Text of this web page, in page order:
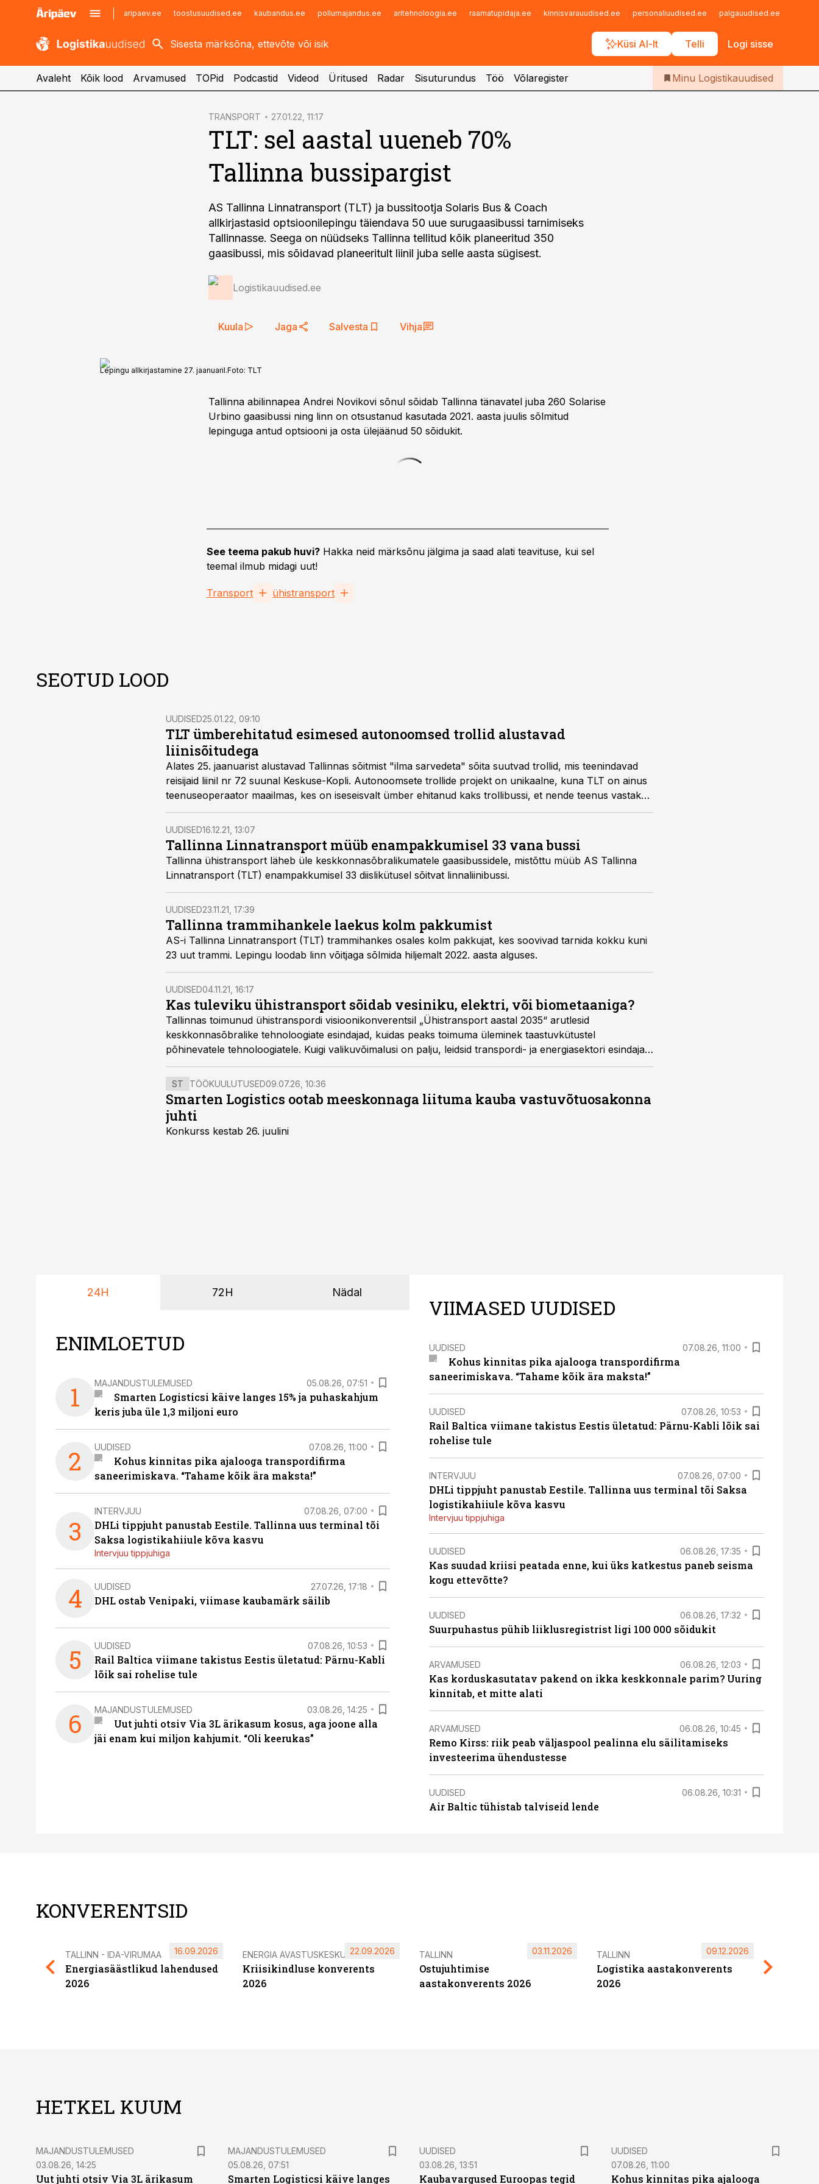
aripaev.ee toostusuudised.ee kaubandus.ee pollumajandus.ee aritehnoloogia.ee raamatupidaja.ee kinnisvarauudised.ee personaliuudised.ee palgauudised.ee
Küsi AI-lt Telli Logi sisse
kaubandus.ee
kinnisvarauudised.ee
imelineajalugu.ee
Infopank
Iseteenindus
Telli Logistikauudised
Avaleht Kõik lood Arvamused TOPid Podcastid Videod Üritused Radar Sisuturundus Töö Võlaregister Minu Logistikauudised
TRANSPORT 27.01.22, 11:17
TLT: sel aastal uueneb 70%
Tallinna bussipargist
AS Tallinna Linnatransport (TLT) ja bussitootja Solaris Bus & Coach
allkirjastasid optsioonilepingu täiendava 50 uue surugaasibussi tarnimiseks
Tallinnasse. Seega on nüüdseks Tallinna tellitud kõik planeeritud 350
gaasibussi, mis sõidavad planeeritult liinil juba selle aasta sügisest.
Logistikauudised.ee
Kuula Jaga Salvesta Vihja
Lepingu allkirjastamine 27. jaanuaril.Foto: TLT
Tallinna abilinnapea Andrei Novikovi sõnul sõidab Tallinna tänavatel juba 260 Solarise
Urbino gaasibussi ning linn on otsustanud kasutada 2021. aasta juulis sõlmitud
lepinguga antud optsiooni ja osta ülejäänud 50 sõidukit.
See teema pakub huvi? Hakka neid märksõnu jälgima ja saad alati teavituse, kui sel
teemal ilmub midagi uut!
Transport ühistransport
SEOTUD LOOD
UUDISED25.01.22, 09:10
TLT ümberehitatud esimesed autonoomsed trollid alustavad
liinisõitudega
Alates 25. jaanuarist alustavad Tallinnas sõitmist "ilma sarvedeta" sõita suutvad trollid, mis teenindavad
reisijaid liinil nr 72 suunal Keskuse-Kopli. Autonoomsete trollide projekt on unikaalne, kuna TLT on ainus
teenuseoperaator maailmas, kes on iseseisvalt ümber ehitanud kaks trollibussi, et nende teenus vastaks
liinivõrgu vajadustele, teatab TLT.
UUDISED16.12.21, 13:07
Tallinna Linnatransport müüb enampakkumisel 33 vana bussi
Tallinna ühistransport läheb üle keskkonnasõbralikumatele gaasibussidele, mistõttu müüb AS Tallinna
Linnatransport (TLT) enampakkumisel 33 diislikütusel sõitvat linnaliinibussi.
UUDISED23.11.21, 17:39
Tallinna trammihankele laekus kolm pakkumist
AS-i Tallinna Linnatransport (TLT) trammihankes osales kolm pakkujat, kes soovivad tarnida kokku kuni
23 uut trammi. Lepingu loodab linn võitjaga sõlmida hiljemalt 2022. aasta alguses.
UUDISED04.11.21, 16:17
Kas tuleviku ühistransport sõidab vesiniku, elektri, või biometaaniga?
Tallinnas toimunud ühistranspordi visioonikonverentsil „Ühistransport aastal 2035“ arutlesid
keskkonnasõbralike tehnoloogiate esindajad, kuidas peaks toimuma üleminek taastuvkütustel
põhinevatele tehnoloogiatele. Kuigi valikuvõimalusi on palju, leidsid transpordi- ja energiasektori esindajad,
et ennekõike on vajalik seadusandlikku ja regulatiivset kindlustunnet, sest investeeringuid
taastuvkütustepõhiseks transpordiks ei saa teha soovunelma baasilt.
ST TÖÖKUULUTUSED09.07.26, 10:36
Smarten Logistics ootab meeskonnaga liituma kauba vastuvõtuosakonna
juhti
Konkurss kestab 26. juulini
24H 72H Nädal
ENIMLOETUD
1 MAJANDUSTULEMUSED 05.08.26, 07:51
Smarten Logisticsi käive langes 15% ja puhaskahjum
keris juba üle 1,3 miljoni euro
2 UUDISED 07.08.26, 11:00
Kohus kinnitas pika ajalooga transpordifirma
saneerimiskava. “Tahame kõik ära maksta!”
3
INTERVJUU 07.08.26, 07:00
DHLi tippjuht panustab Eestile. Tallinna uus terminal tõi
Saksa logistikahiiule kõva kasvu
Intervjuu tippjuhiga
4 UUDISED 27.07.26, 17:18
DHL ostab Venipaki, viimase kaubamärk säilib
5 UUDISED 07.08.26, 10:53
Rail Baltica viimane takistus Eestis ületatud: Pärnu-Kabli
lõik sai rohelise tule
6 MAJANDUSTULEMUSED 03.08.26, 14:25
Uut juhti otsiv Via 3L ärikasum kosus, aga joone alla
jäi enam kui miljon kahjumit. “Oli keerukas”
VIIMASED UUDISED
UUDISED 07.08.26, 11:00
Kohus kinnitas pika ajalooga transpordifirma
saneerimiskava. “Tahame kõik ära maksta!”
UUDISED 07.08.26, 10:53
Rail Baltica viimane takistus Eestis ületatud: Pärnu-Kabli lõik sai
rohelise tule
INTERVJUU 07.08.26, 07:00
DHLi tippjuht panustab Eestile. Tallinna uus terminal tõi Saksa
logistikahiiule kõva kasvu
Intervjuu tippjuhiga
UUDISED 06.08.26, 17:35
Kas suudad kriisi peatada enne, kui üks katkestus paneb seisma
kogu ettevõtte?
UUDISED 06.08.26, 17:32
Suurpuhastus pühib liiklusregistrist ligi 100 000 sõidukit
ARVAMUSED 06.08.26, 12:03
Kas korduskasutatav pakend on ikka keskkonnale parim? Uuring
kinnitab, et mitte alati
ARVAMUSED 06.08.26, 10:45
Remo Kirss: riik peab väljaspool pealinna elu säilitamiseks
investeerima ühendustesse
UUDISED 06.08.26, 10:31
Air Baltic tühistab talviseid lende
KONVERENTSID
TALLINN - IDA-VIRUMAA
Energiasäästlikud lahendused
2026
16.09.2026 ENERGIA AVASTUSKESKUS
Kriisikindluse konverents
2026
22.09.2026 TALLINN
Ostujuhtimise
aastakonverents 2026
03.11.2026 TALLINN
Logistika aastakonverents
2026
09.12.2026
HETKEL KUUM
MAJANDUSTULEMUSED
03.08.26, 14:25
Uut juhti otsiv Via 3L ärikasum
MAJANDUSTULEMUSED
05.08.26, 07:51
Smarten Logisticsi käive langes
UUDISED
03.08.26, 13:51
Kaubavargused Euroopas tegid
UUDISED
07.08.26, 11:00
Kohus kinnitas pika ajalooga